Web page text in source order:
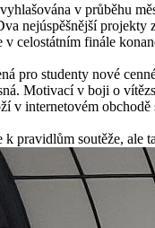
v průběhu
nejúspěšnější
v celostátním finále
pro studenty nové
Motivací v boji o
v internetovém
pravidlům soutěže, ale